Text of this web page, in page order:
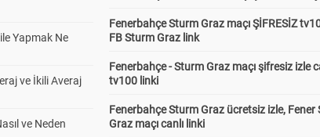
Yapmak Ne
ve İkili Averaj
ve Neden
Fenerbahçe Sturm Graz maçı ŞİFRESİZ
FB Sturm Graz link
Fenerbahçe - Sturm Graz maçı şifresiz izle
tv100 linki
Fenerbahçe Sturm Graz ücretsiz izle, Fener
Graz maçı canlı linki